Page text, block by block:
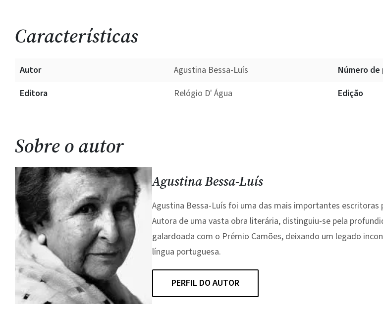
Características
Autor
Agustina Bessa-Luís
Editora
Relógio D' Água
Número de
Edição
Sobre o autor
Agustina Bessa-Luís
Agustina Bessa-Luís foi uma das mais importantes escritoras
Autora de uma vasta obra literária, distinguiu-se pela
galardoada com o Prémio Camões, deixando um legado
língua portuguesa.
PERFIL DO AUTOR